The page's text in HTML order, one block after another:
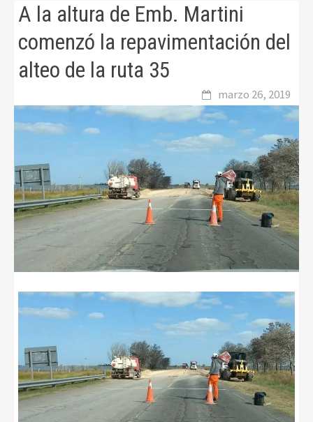
A la altura de Emb. Martini
comenzó la repavimentación del
alteo de la ruta 35
marzo 26, 2019